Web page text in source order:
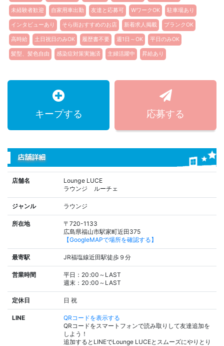
未経験者歓迎 自家用車出勤 友達と応募可 WワークOK 駐車場あり
インタビューあり そら街おすすめのお店 新着求人掲載 ブランクOK
高時給 土日祝日のみOK 履歴書不要 週1日～OK 平日のみOK
髪型、髪色自由 感染症対策実施済 主婦活躍中 昇給あり
キープする 応募する
店舗詳細
店舗名
Lounge LUCE
ラウンジ ルーチェ
ジャンル ラウンジ
所在地
〒720-1133
広島県福山市駅家町近田375
【GoogleMAPで場所を確認する】
最寄駅 JR福塩線近田駅徒歩９分
営業時間
平日：20:00～LAST
週末：20:00～LAST
定休日 日 祝
LINE
QRコードを表示する
QRコードをスマートフォンで読み取りして友達追加を
しよう！
追加するとLINEでLounge LUCEとスムーズにやりとり